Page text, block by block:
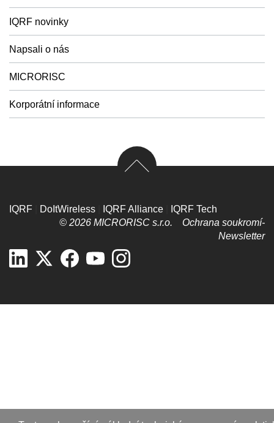
IQRF novinky
Napsali o nás
MICRORISC
Korporátní informace
IQRF DoItWireless IQRF Alliance
IQRF Tech
© 2026 MICRORISC s.r.o. Ochrana soukromí­
Newsletter